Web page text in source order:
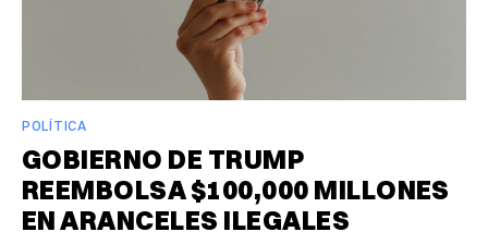
POLÍTICA
GOBIERNO DE TRUMP
REEMBOLSA $100,000 MILLONES
EN ARANCELES ILEGALES